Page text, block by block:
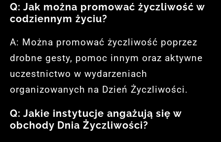
Q: Jak można promować życzliwość w
codziennym życiu?
A: Można promować życzliwość poprzez
drobne gesty, pomoc innym oraz aktywne
uczestnictwo w wydarzeniach
organizowanych na Dzień Życzliwości.
Q: Jakie instytucje angażują się w
obchody Dnia Życzliwości?